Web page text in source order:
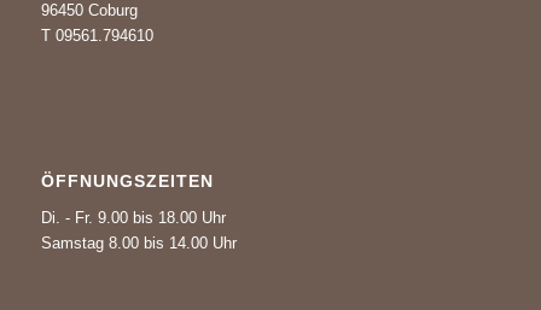
96450 Coburg
T 09561.794610
ÖFFNUNGSZEITEN
Di. - Fr. 9.00 bis 18.00 Uhr
Samstag 8.00 bis 14.00 Uhr